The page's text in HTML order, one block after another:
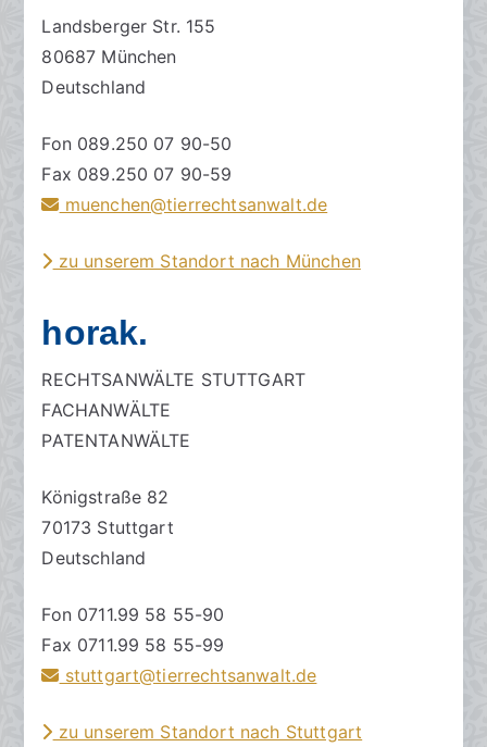
Landsberger Str. 155
80687 München
Deutschland
Fon 089.250 07 90-50
Fax 089.250 07 90-59
muenchen@tierrechtsanwalt.de
zu unserem Standort nach München
horak.
RECHTSANWÄLTE STUTTGART
FACHANWÄLTE
PATENTANWÄLTE
Königstraße 82
70173 Stuttgart
Deutschland
Fon 0711.99 58 55-90
Fax 0711.99 58 55-99
stuttgart@tierrechtsanwalt.de
zu unserem Standort nach Stuttgart